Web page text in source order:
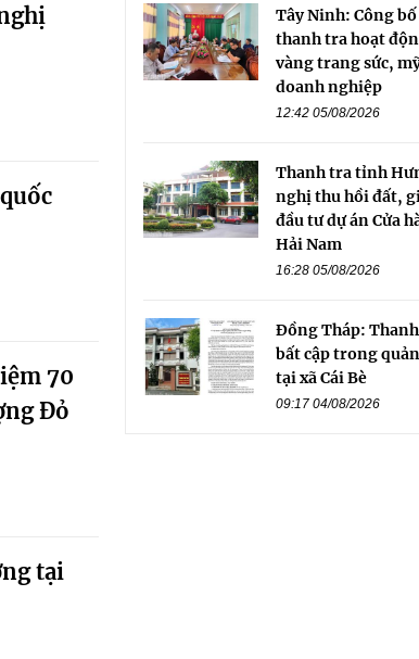
70
Đỏ
tại
Tây Ninh: Công
thanh tra hoạt
vàng trang sức,
doanh nghiệp
12:42 05/08/2026
Thanh tra tỉnh
nghị thu hồi đất,
đầu tư dự án Cửa
Hải Nam
16:28 05/08/2026
Đồng Tháp:
bất cập trong
tại xã Cái Bè
09:17 04/08/2026